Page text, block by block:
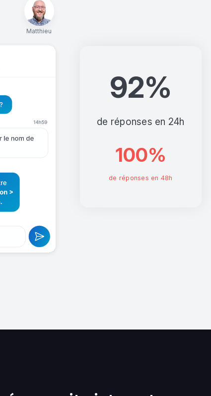
Matthieu
92%
de réponses en 24h
100%
de réponses en 48h